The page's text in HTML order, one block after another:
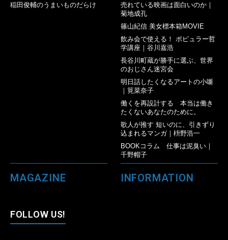
稲田俊輔のうまいものだらけ
売れている映画は面白いのか｜
菊地成孔
篠山紀信 美女標本箱MOVIE
飲み会で使える！ ポピュラー哲
学講座｜谷川嘉浩
長谷川町蔵が勝手に選ぶ、世界
のおじさん迷宮会
明日話したくなるアートの小噺
｜筧菜奈子
働くを再設計する 本当は働き
たくないあなたのために。
歌人が推す 短いのに、引きずり
込まれるマンガ｜枡野浩一
BOOKコラム 仕事は泥臭い｜
千野帽子
MAGAZINE INFORMATION
FOLLOW US!